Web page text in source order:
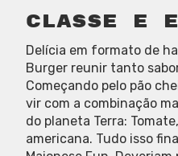
Classe e
Delícia em formato de
Burger reunir tanto
Começando pelo pão
vir com a combinação
do planeta Terra:
americana. Tudo isso